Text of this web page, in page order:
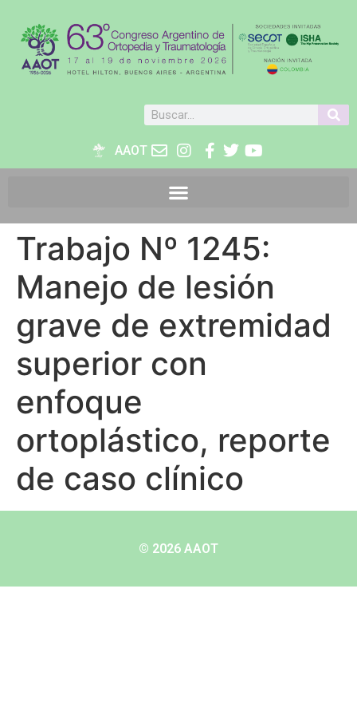
AAOT
Trabajo Nº 1245:
Manejo de lesión
grave de extremidad
superior con
enfoque
ortoplástico, reporte
de caso clínico
© 2026 AAOT